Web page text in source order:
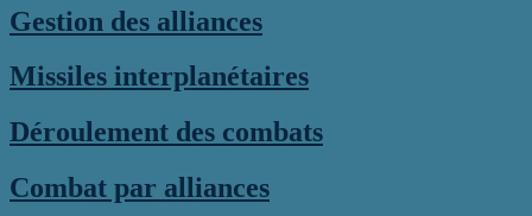
Gestion des alliances
Missiles interplanétaires
Déroulement des combats
Combat par alliances